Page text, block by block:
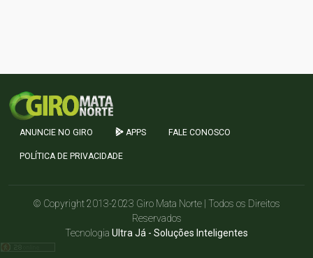
ANUNCIE NO GIRO APPS FALE CONOSCO
POLÍTICA DE PRIVACIDADE
© Copyright 2013-2023 Giro Mata Norte | Todos os Direitos
Reservados
Tecnologia Ultra Já - Soluções Inteligentes